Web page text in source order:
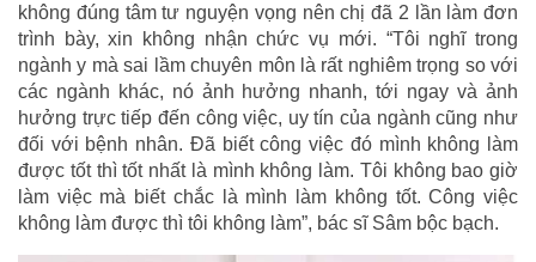
không đúng tâm tư nguyện vọng nên chị đã 2 lần làm đơn
trình bày, xin không nhận chức vụ mới. “Tôi nghĩ trong
ngành y mà sai lầm chuyên môn là rất nghiêm trọng so với
các ngành khác, nó ảnh hưởng nhanh, tới ngay và ảnh
hưởng trực tiếp đến công việc, uy tín của ngành cũng như
đối với bệnh nhân. Đã biết công việc đó mình không làm
được tốt thì tốt nhất là mình không làm. Tôi không bao giờ
làm việc mà biết chắc là mình làm không tốt. Công việc
không làm được thì tôi không làm”, bác sĩ Sâm bộc bạch.